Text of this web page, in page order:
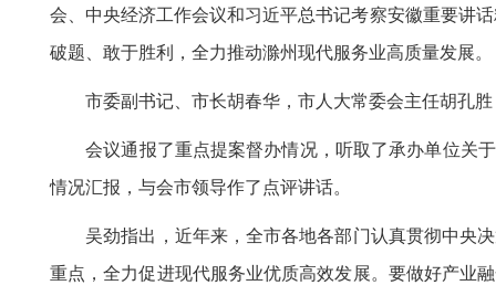
会、中央经济工作会议和习近平总书记考察安徽重要讲
破题、敢于胜利，全力推动滁州现代服务业高质量发展。
市委副书记、市长胡春华，市人大常委会主任胡孔胜
会议通报了重点提案督办情况，听取了承办单位关于
情况汇报，与会市领导作了点评讲话。
吴劲指出，近年来，全市各地各部门认真贯彻中央决
重点，全力促进现代服务业优质高效发展。要做好产业